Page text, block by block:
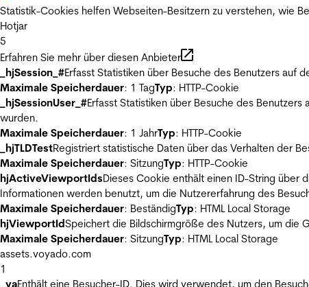
Statistik-Cookies helfen Webseiten-Besitzern zu verstehen, wie
Hotjar
5
Erfahren Sie mehr über diesen Anbieter
_hjSession_#Erfasst Statistiken über Besuche des Benutzers
Maximale Speicherdauer: 1 TagTyp: HTTP-Cookie
_hjSessionUser_#Erfasst Statistiken über Besuche des
wurden.
Maximale Speicherdauer: 1 JahrTyp: HTTP-Cookie
_hjTLDTestRegistriert statistische Daten über das Verhalten der
Maximale Speicherdauer: SitzungTyp: HTTP-Cookie
hjActiveViewportIdsDieses Cookie enthält einen ID-String über
Informationen werden benutzt, um die Nutzererfahrung des
Maximale Speicherdauer: BeständigTyp: HTML Local Storage
hjViewportIdSpeichert die Bildschirmgröße des Nutzers, um die
Maximale Speicherdauer: SitzungTyp: HTML Local Storage
assets.voyado.com
1
_vaEnthält eine Besucher-ID. Dies wird verwendet, um den